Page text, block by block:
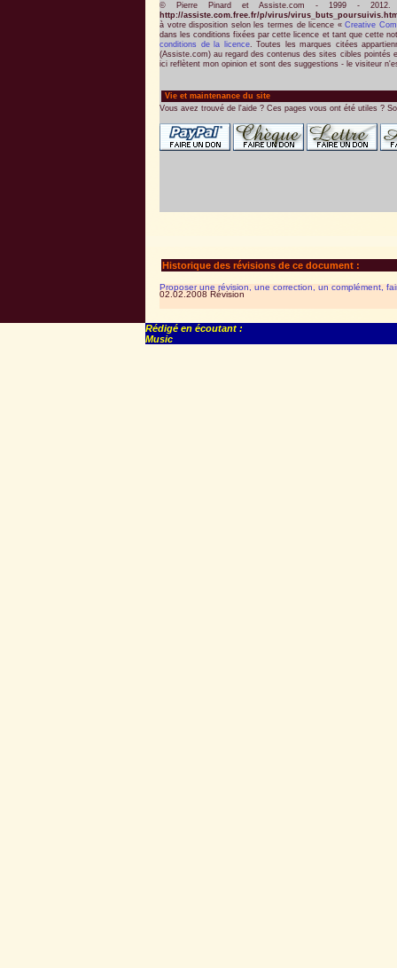
© Pierre Pinard et Assiste.com - 1999 -
http://assiste.com.free.fr/p/virus/
à votre disposition selon les termes de licence «Creative
dans les conditions fixées par cette licence et tant que cette
conditions de la licence. Toutes les marques citées
(Assiste.com) au regard des contenus des sites cibles pointés
ici reflètent mon opinion et sont des suggestions - le visiteur
Vie et maintenance du site
Vous avez trouvé de l'aide ? Ces pages vous ont été utiles ?
Historique des révisions de ce document :
Proposer une révision, une correction, un complément,
02.02.2008 Révision
Rédigé en écoutant :
Music